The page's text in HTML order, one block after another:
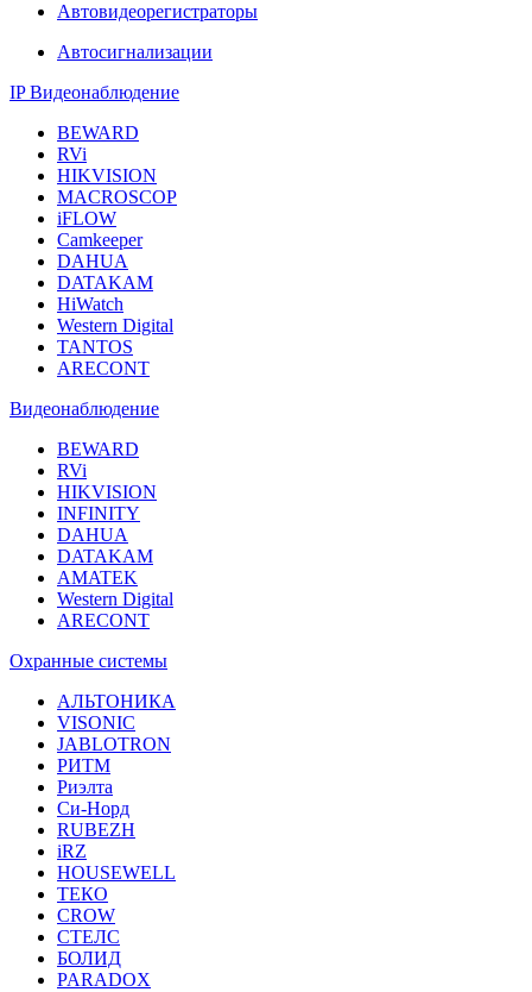
Автовидеорегистраторы
Автосигнализации
IP Видеонаблюдение
BEWARD
RVi
HIKVISION
MACROSCOP
iFLOW
Camkeeper
DAHUA
DATAKAM
HiWatch
Western Digital
TANTOS
ARECONT
Видеонаблюдение
BEWARD
RVi
HIKVISION
INFINITY
DAHUA
DATAKAM
AMATEK
Western Digital
ARECONT
Охранные системы
АЛЬТОНИКА
VISONIC
JABLOTRON
РИТМ
Риэлта
Си-Норд
RUBEZH
iRZ
HOUSEWELL
ТЕКО
CROW
СТЕЛС
БОЛИД
PARADOX